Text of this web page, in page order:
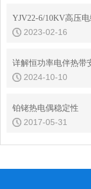
2023-02-16
2024-10-10
铂铑热电偶稳定性
2017-05-31